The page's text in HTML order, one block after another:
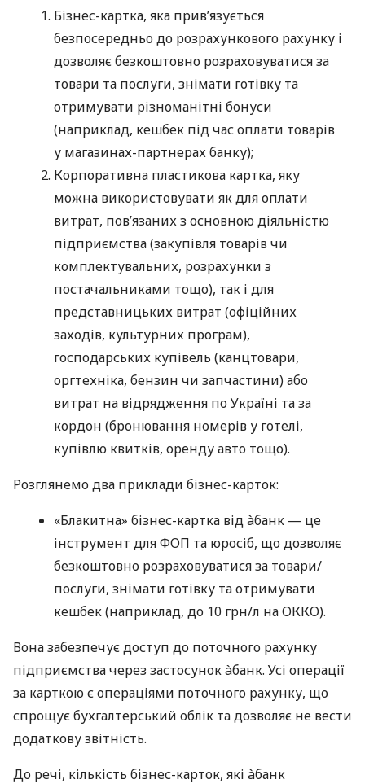
Бізнес-картка, яка прив’язується
безпосередньо до розрахункового рахунку і
дозволяє безкоштовно розраховуватися за
товари та послуги, знімати готівку та
отримувати різноманітні бонуси
(наприклад, кешбек під час оплати товарів
у магазинах-партнерах банку);
Корпоративна пластикова картка, яку
можна використовувати як для оплати
витрат, пов’язаних з основною діяльністю
підприємства (закупівля товарів чи
комплектувальних, розрахунки з
постачальниками тощо), так і для
представницьких витрат (офіційних
заходів, культурних програм),
господарських купівель (канцтовари,
оргтехніка, бензин чи запчастини) або
витрат на відрядження по Україні та за
кордон (бронювання номерів у готелі,
купівлю квитків, оренду авто тощо).
Розглянемо два приклади бізнес-карток:
«Блакитна» бізнес-картка від àбанк — це
інструмент для ФОП та юросіб, що дозволяє
безкоштовно розраховуватися за товари/
послуги, знімати готівку та отримувати
кешбек (наприклад, до 10 грн/л на ОККО).
Вона забезпечує доступ до поточного рахунку
підприємства через застосунок àбанк. Усі операції
за карткою є операціями поточного рахунку, що
спрощує бухгалтерський облік та дозволяє не вести
додаткову звітність.
До речі, кількість бізнес-карток, які àбанк